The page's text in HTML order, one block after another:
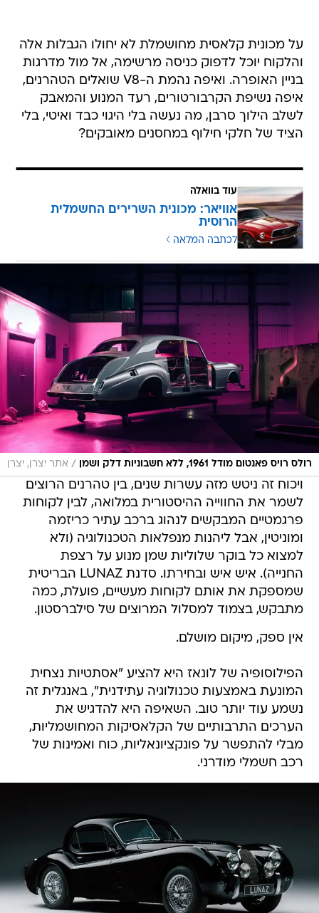
על מכונית קלאסית מחושמלת לא יחולו הגבלות אלה
והלקוח יוכל לדפוק כניסה מרשימה, אל מול מדרגות
בניין האופרה. ואיפה נהמת ה-V8 שואלים הטהרנים,
איפה נשיפת הקרבורטורים, רעד המנוע והמאבק
לשלב הילוך סרבן, מה נעשה בלי היגוי כבד ואיטי, בלי
הציד של חלקי חילוף במחסנים מאובקים?
עוד בוואלה
אוויאר: מכונית השרירים החשמלית
הרוסית
לכתבה המלאה
רולס רויס פאנטום מודל 1961, ללא חשבוניות דלק ושמן / אתר יצרן, יצרן
ויכוח זה ניטש מזה עשרות שנים, בין טהרנים הרוצים
לשמר את החווייה ההיסטורית במלואה, לבין לקוחות
פרגמטיים המבקשים לנהוג ברכב עתיר כריזמה
ומוניטין, אבל ליהנות מנפלאות הטכנולוגיה (ולא
למצוא כל בוקר שלוליות שמן מנוע על רצפת
החנייה). איש איש ובחירתו. סדנת LUNAZ הבריטית
שמספקת את אותם לקוחות מעשיים, פועלת, כמה
מתבקש, בצמוד למסלול המרוצים של סילברסטון.
אין ספק, מיקום מושלם.
הפילוסופיה של לונאז היא להציע "אסתטיות נצחית
המונעת באמצעות טכנולוגיה עתידנית", באנגלית זה
נשמע עוד יותר טוב. השאיפה היא להדגיש את
הערכים התרבותיים של הקלאסיקות המחושמליות,
מבלי להתפשר על פונקציונאליות, כוח ואמינות של
רכב חשמלי מודרני.